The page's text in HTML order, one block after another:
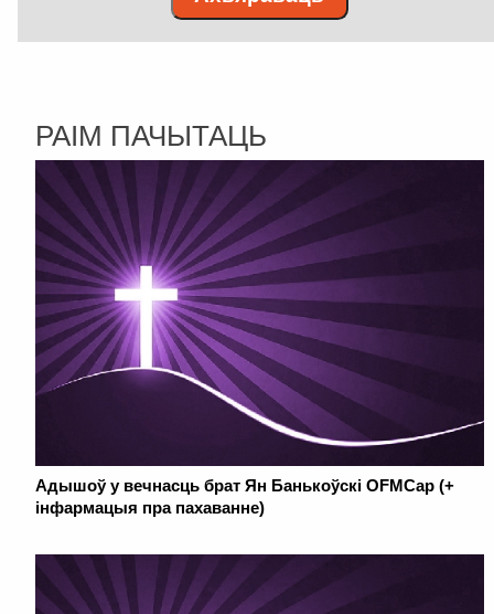
РАІМ ПАЧЫТАЦЬ
Адышоў у вечнасць брат Ян Банькоўскі OFMCap (+
інфармацыя пра пахаванне)